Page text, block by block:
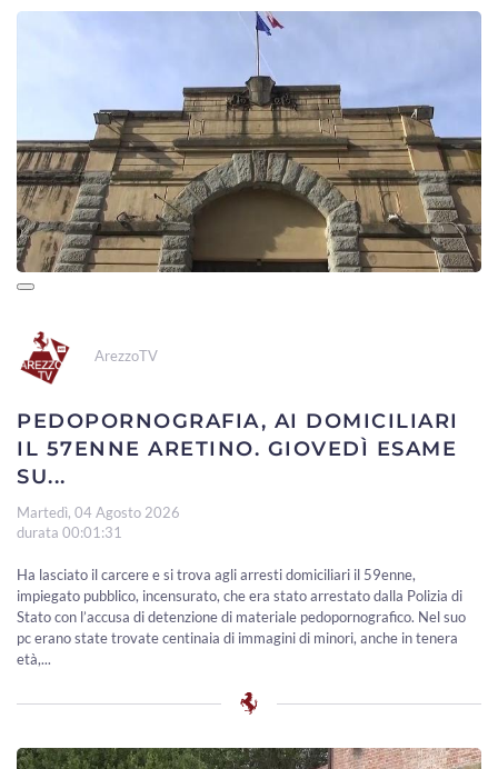
ArezzoTV
PEDOPORNOGRAFIA, AI DOMICILIARI
IL 57ENNE ARETINO. GIOVEDÌ ESAME
SU...
Martedì, 04 Agosto 2026
durata 00:01:31
Ha lasciato il carcere e si trova agli arresti domiciliari il 59enne,
impiegato pubblico, incensurato, che era stato arrestato dalla Polizia di
Stato con l’accusa di detenzione di materiale pedopornografico. Nel suo
pc erano state trovate centinaia di immagini di minori, anche in tenera
età,...